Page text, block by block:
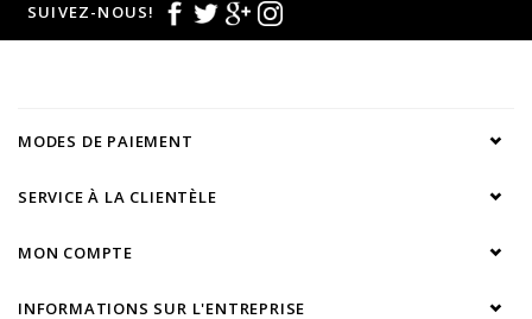
SUIVEZ-NOUS!
MODES DE PAIEMENT
SERVICE À LA CLIENTÈLE
MON COMPTE
INFORMATIONS SUR L'ENTREPRISE